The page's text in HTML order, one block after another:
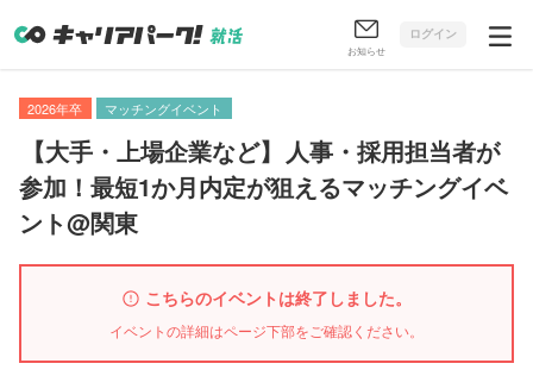
お知らせ
ログイン
2026年卒 マッチングイベント
【大手・上場企業など】 人事・採用担当者が
参加！最短1か月内定が狙えるマッチングイベ
ント@関東
こちらのイベントは終了しました。
イベントの詳細はページ下部をご確認ください。